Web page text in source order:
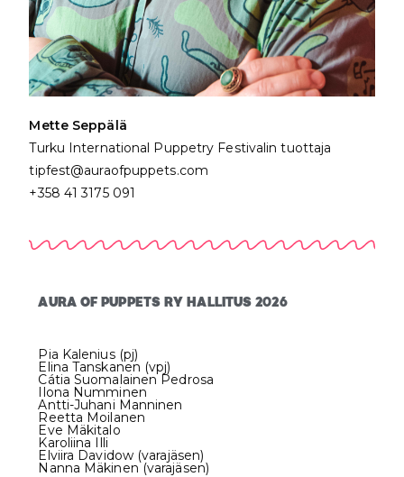
Mette Seppälä
Turku International Puppetry Festivalintuottaja
tipfest@auraofpuppets.com
+358 41 3175 091
AURA OF PUPPETS RY HALLITUS 2026
Pia Kalenius (pj)
Elina Tanskanen (vpj)
Cátia Suomalainen Pedrosa
Ilona Numminen
Antti-Juhani Manninen
Reetta Moilanen
Eve Mäkitalo
Karoliina Illi
Elviira Davidow (varajäsen)
Nanna Mäkinen (varajäsen)